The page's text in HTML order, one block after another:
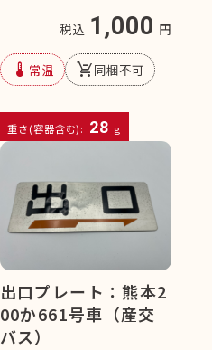
税込 1,000 円
device_thermostat 常温 remove_shopping_cart同梱不可
重さ(容器含む): 28 g
出口プレート：熊本2
00か661号車（産交
バス）